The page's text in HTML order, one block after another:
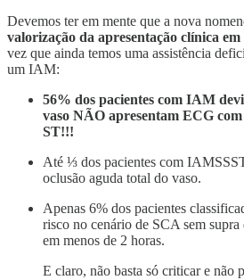
Devemos ter em mente que a nova
valorização da apresentação clínica
vez que ainda temos uma assistência
um IAM:
56% dos pacientes com IAM
vaso NÃO apresentam ECG
ST!!!
Até ⅓ dos pacientes com
oclusão aguda total do vaso.
Apenas 6% dos pacientes
risco no cenário de SCA sem
em menos de 2 horas.
E claro, não basta só criticar e não